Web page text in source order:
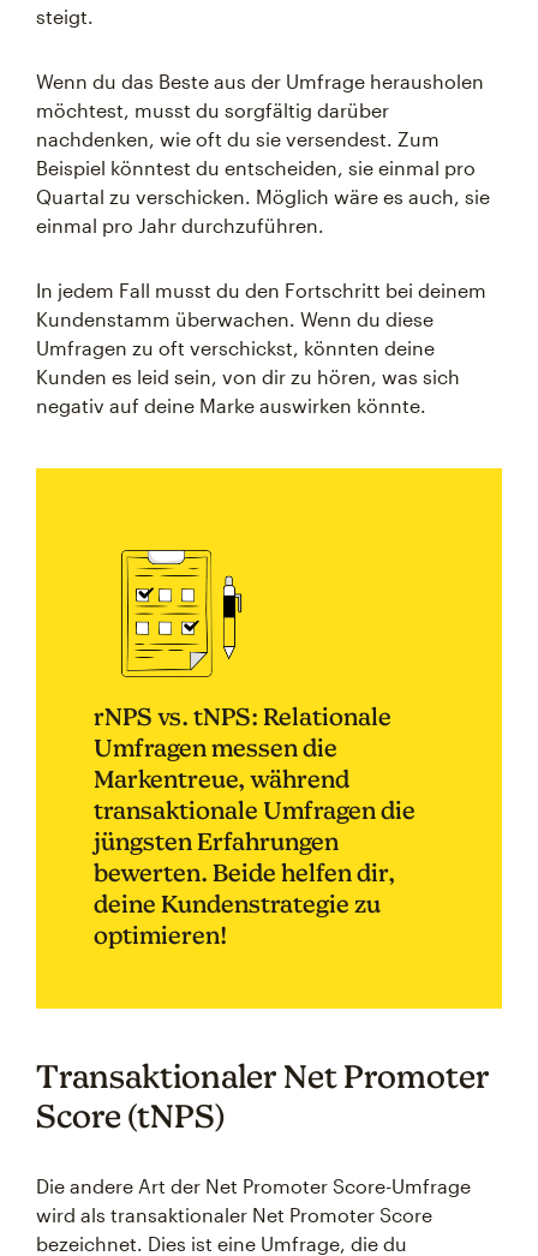
steigt.
Wenn du das Beste aus der Umfrage herausholen
möchtest, musst du sorgfältig darüber
nachdenken, wie oft du sie versendest. Zum
Beispiel könntest du entscheiden, sie einmal pro
Quartal zu verschicken. Möglich wäre es auch, sie
einmal pro Jahr durchzuführen.
In jedem Fall musst du den Fortschritt bei deinem
Kundenstamm überwachen. Wenn du diese
Umfragen zu oft verschickst, könnten deine
Kunden es leid sein, von dir zu hören, was sich
negativ auf deine Marke auswirken könnte.
rNPS vs. tNPS: Relationale
Umfragen messen die
Markentreue, während
transaktionale Umfragen die
jüngsten Erfahrungen
bewerten. Beide helfen dir,
deine Kundenstrategie zu
optimieren!
Transaktionaler Net Promoter
Score (tNPS)
Die andere Art der Net Promoter Score-Umfrage
wird als transaktionaler Net Promoter Score
bezeichnet. Dies ist eine Umfrage, die du